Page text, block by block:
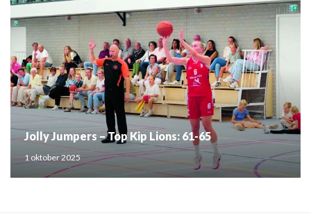
Jolly Jumpers – Top Kip Lions: 61-65
1 oktober 2025